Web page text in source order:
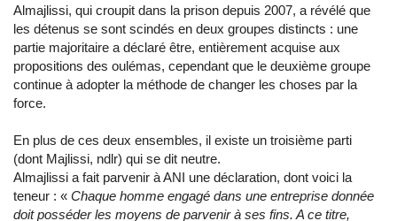
Almajlissi, qui croupit dans la prison depuis 2007, a révélé que
les détenus se sont scindés en deux groupes distincts : une
partie majoritaire a déclaré être, entièrement acquise aux
propositions des oulémas, cependant que le deuxième groupe
continue à adopter la méthode de changer les choses par la
force.
En plus de ces deux ensembles, il existe un troisième parti
(dont Majlissi, ndlr) qui se dit neutre.
Almajlissi a fait parvenir à ANI une déclaration, dont voici la
teneur : « Chaque homme engagé dans une entreprise donnée
doit posséder les moyens de parvenir à ses fins. A ce titre,